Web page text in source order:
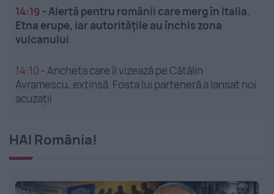
14:19 -Alertă pentru românii care merg în Italia.
Etna erupe, iar autoritățile au închis zona
vulcanului
14:10 -Ancheta care îl vizează pe Cătălin
Avramescu, extinsă. Fosta lui parteneră a lansat noi
acuzații
HAI România!